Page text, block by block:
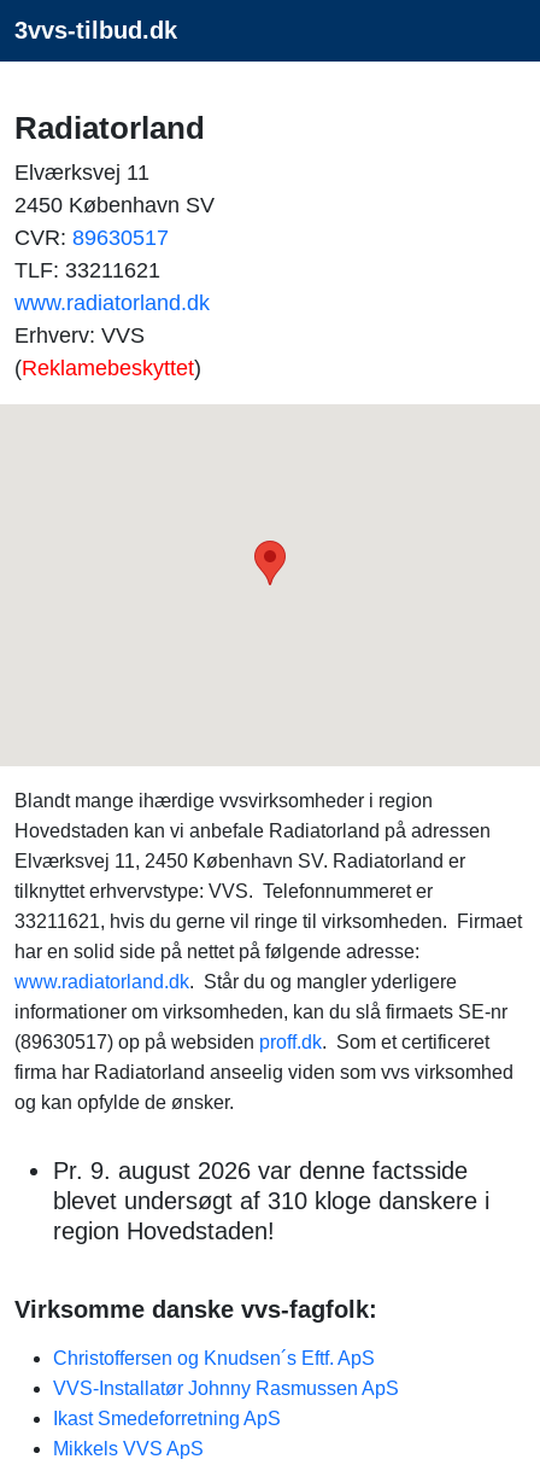
3vvs-tilbud.dk
Radiatorland
Elværksvej 11
2450 København SV
CVR: 89630517
TLF: 33211621
www.radiatorland.dk
Erhverv: VVS
(Reklamebeskyttet)
Blandt mange ihærdige vvsvirksomheder i region
Hovedstaden kan vi anbefale Radiatorland på adressen
Elværksvej 11, 2450 København SV. Radiatorland er
tilknyttet erhvervstype: VVS. Telefonnummeret er
33211621, hvis du gerne vil ringe til virksomheden. Firmaet
har en solid side på nettet på følgende adresse:
www.radiatorland.dk. Står du og mangler yderligere
informationer om virksomheden, kan du slå firmaets SE-nr
(89630517) op på websiden proff.dk. Som et certificeret
firma har Radiatorland anseelig viden som vvs virksomhed
og kan opfylde de ønsker.
Pr. 9. august 2026 var denne factsside
blevet undersøgt af 310 kloge danskere i
region Hovedstaden!
Virksomme danske vvs-fagfolk:
Christoffersen og Knudsen´s Eftf. ApS
VVS-Installatør Johnny Rasmussen ApS
Ikast Smedeforretning ApS
Mikkels VVS ApS